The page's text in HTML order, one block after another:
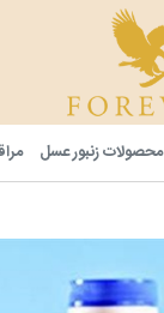
محصولات زنبور عسل